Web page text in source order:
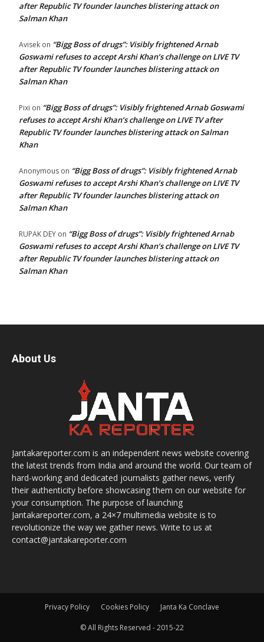
after Republic TV founder launches blistering attack on
Salman Khan
Avisek on “Bigg Boss of drugs”: Visibly frightened Arnab
Goswami refuses to accept Arshi Khan’s challenge on LIVE TV
after Republic TV founder launches blistering attack on
Salman Khan
Pixi on “Bigg Boss of drugs”: Visibly frightened Arnab Goswami
refuses to accept Arshi Khan’s challenge on LIVE TV after
Republic TV founder launches blistering attack on Salman
Khan
Anonymous on “Bigg Boss of drugs”: Visibly frightened Arnab
Goswami refuses to accept Arshi Khan’s challenge on LIVE TV
after Republic TV founder launches blistering attack on
Salman Khan
RUPAK DEY on “Bigg Boss of drugs”: Visibly frightened Arnab
Goswami refuses to accept Arshi Khan’s challenge on LIVE TV
after Republic TV founder launches blistering attack on
Salman Khan
About Us
Jantakareporter.com is an independent news website covering
the latest trends from India and around the world. Our team of
hard-working and dedicated journalists gather news, verify
their authenticity before showcasing them on our website for
your consumption. The purpose of launching
Jantakareporter.com, a 24×7 multimedia website is to
revolutionize the way we gather news. Write to us at
contact@jantakareporter.com
Privacy Policy Cookies Policy Janta Ka Conclave
© All Rights Reserved - 2015-22